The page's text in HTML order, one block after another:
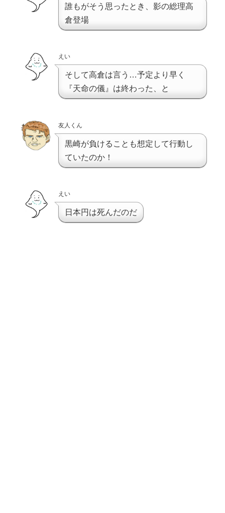
誰もがそう思ったとき、影の総理高
倉登場
えい
そして高倉は言う…予定より早く
『天命の儀』は終わった、と
友人くん
黒崎が負けることも想定して行動し
ていたのか！
えい
日本円は死んだのだ